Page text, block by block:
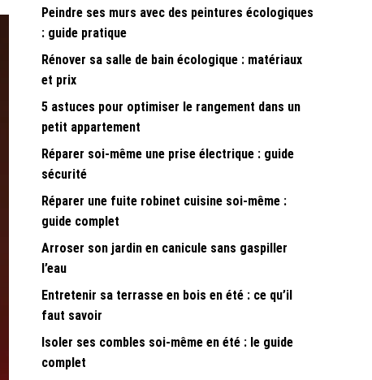
Peindre ses murs avec des peintures écologiques
: guide pratique
Rénover sa salle de bain écologique : matériaux
et prix
5 astuces pour optimiser le rangement dans un
petit appartement
Réparer soi-même une prise électrique : guide
sécurité
Réparer une fuite robinet cuisine soi-même :
guide complet
Arroser son jardin en canicule sans gaspiller
l’eau
Entretenir sa terrasse en bois en été : ce qu’il
faut savoir
Isoler ses combles soi-même en été : le guide
complet